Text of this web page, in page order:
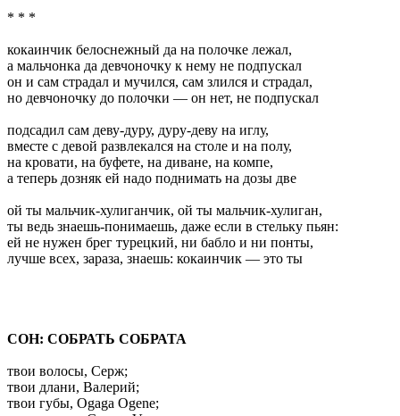
* * *
кокаинчик белоснежный да на полочке лежал,
а мальчонка да девчоночку к нему не подпускал
он и сам страдал и мучился, сам злился и страдал,
но девчоночку до полочки — он нет, не подпускал
подсадил сам деву-дуру, дуру-деву на иглу,
вместе с девой развлекался на столе и на полу,
на кровати, на буфете, на диване, на компе,
а теперь дозняк ей надо поднимать на дозы две
ой ты мальчик-хулиганчик, ой ты мальчик-хулиган,
ты ведь знаешь-понимаешь, даже если в стельку пьян:
ей не нужен брег турецкий, ни бабло и ни понты,
лучше всех, зараза, знаешь: кокаинчик — это ты
СОН: СОБРАТЬ СОБРАТА
твои волосы, Серж;
твои длани, Валерий;
твои губы, Оgaga Ogene;